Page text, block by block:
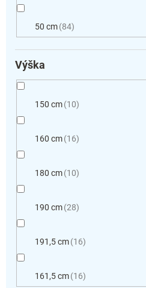
50 cm 84
Výška
150 cm 10
160 cm 16
180 cm 10
190 cm 28
191,5 cm 16
161,5 cm 16